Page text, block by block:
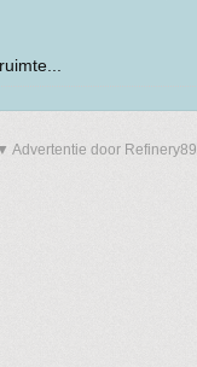
Advertentie door Refinery89